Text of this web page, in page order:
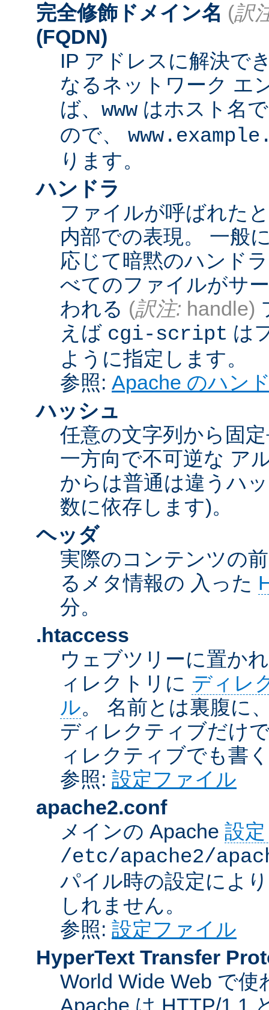
完全修飾ドメイン名 (訳
(FQDN)
IP アドレスに解決で
なるネットワーク エ
ば、 www はホスト名
ので、
ります。
ハンドラ
ファイルが呼ばれた
内部での表現。 一般
応じて暗黙のハンド
べてのファイルがサ
われる (訳注: handle)
えば cgi-script は
ように指定します。
参照: Apache のハン
ハッシュ
任意の文字列から固
一方向で不可逆な ア
からは普通は違うハ
数に依存します)。
ヘッダ
実際のコンテンツの
るメタ情報の 入った
分。
.htaccess
ウェブツリーに置か
ィレクトリに ディレ
ル。 名前とは裏腹に
ディレクティブだけ
ィレクティブでも書
参照: 設定ファイル
apache2.conf
メインの Apache 設
/etc/apache2/
パイル時の設定によ
しれません。
参照: 設定ファイル
HyperText Transfer
World Wide Web で
Apache は HTTP/1.1